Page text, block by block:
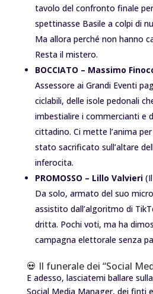
tavolo del confronto finale
spettinasse Basile a colpi di
Ma allora perché non hanno
Resta il mistero.
BOCCIATO – Massimo
Assessore ai Grandi Eventi
ciclabili, delle isole pedonali
imbestialire i commercianti e
cittadino. Ci mette l’anima
stato sacrificato sull’altare
inferocita.
PROMOSSO – Lillo Valvieri(Il
Da solo, armato del suo
assistito dall’algoritmo di
dritta. Pochi voti, ma ha
campagna elettorale senza
💀 Il funerale dei “Social
E adesso, lasciatemi ballare
Social Media Manager, dei finti